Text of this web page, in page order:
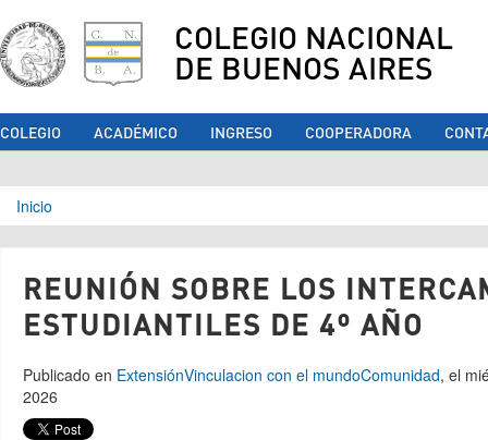
COLEGIO NACIONAL
DE BUENOS AIRES
COLEGIO ACADÉMICO INGRESO COOPERADORA
Se encuentra usted aquí
Inicio
REUNIÓN SOBRE LOS
ESTUDIANTILES DE 4º AÑO
Publicado en ExtensiónVinculacion con el mundoComunidad, el
2026